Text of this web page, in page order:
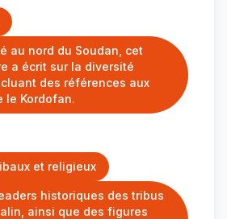
au nord du Soudan, cet
a écrit sur la diversité
des références aux
le Kordofan.
et religieux
historiques des tribus
ainsi que des figures